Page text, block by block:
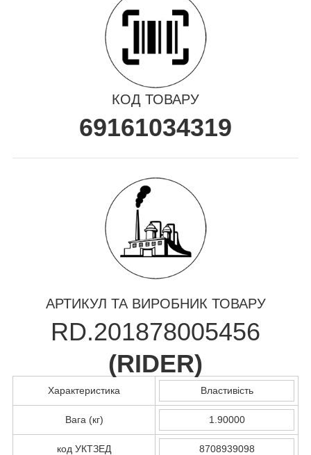
КОД ТОВАРУ
69161034319
АРТИКУЛ ТА ВИРОБНИК ТОВАРУ
RD.201878005456
(RIDER)
Характеристика Властивість
Вага (кг) 1.90000
код УКТЗЕД 8708939098